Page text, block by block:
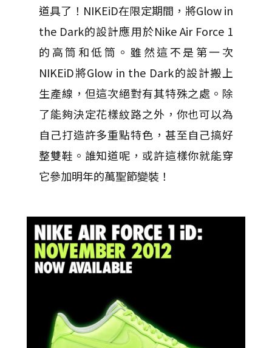
道具了！NIKEiD在限定期間，將Glow in
the Dark的設計應用於Nike Air Force 1
的高筒和低筒。雖然這不是第一次
NIKEiD將Glow in the Dark的設計搬上
生產線，但這次絕對有其特殊之處。除
了能夠決定花樣紋路之外，你也可以為
自己打造許多重點特色，甚至自己搞好
整雙鞋。誰知道呢，或許這樣你就能穿
它參加明年的萬聖節變裝！